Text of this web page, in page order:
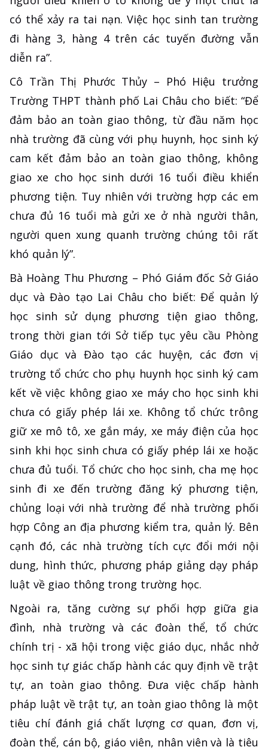
có thể xảy ra tai nạn. Việc học sinh tan trường
đi hàng 3, hàng 4 trên các tuyến đường vẫn
diễn ra”.
Cô Trần Thị Phước Thủy – Phó Hiệu trưởng
Trường THPT thành phố Lai Châu cho biết: “Để
đảm bảo an toàn giao thông, từ đầu năm học
nhà trường đã cùng với phụ huynh, học sinh ký
cam kết đảm bảo an toàn giao thông, không
giao xe cho học sinh dưới 16 tuổi điều khiển
phương tiện. Tuy nhiên với trường hợp các em
chưa đủ 16 tuổi mà gửi xe ở nhà người thân,
người quen xung quanh trường chúng tôi rất
khó quản lý”.
Bà Hoàng Thu Phương – Phó Giám đốc Sở Giáo
dục và Đào tạo Lai Châu cho biết: Để quản lý
học sinh sử dụng phương tiện giao thông,
trong thời gian tới Sở tiếp tục yêu cầu Phòng
Giáo dục và Đào tạo các huyện, các đơn vị
trường tổ chức cho phụ huynh học sinh ký cam
kết về việc không giao xe máy cho học sinh khi
chưa có giấy phép lái xe. Không tổ chức trông
giữ xe mô tô, xe gắn máy, xe máy điện của học
sinh khi học sinh chưa có giấy phép lái xe hoặc
chưa đủ tuổi. Tổ chức cho học sinh, cha mẹ học
sinh đi xe đến trường đăng ký phương tiện,
chủng loại với nhà trường để nhà trường phối
hợp Công an địa phương kiểm tra, quản lý. Bên
cạnh đó, các nhà trường tích cực đổi mới nội
dung, hình thức, phương pháp giảng dạy pháp
luật về giao thông trong trường học.
Ngoài ra, tăng cường sự phối hợp giữa gia
đình, nhà trường và các đoàn thể, tổ chức
chính trị - xã hội trong việc giáo dục, nhắc nhở
học sinh tự giác chấp hành các quy định về trật
tự, an toàn giao thông. Đưa việc chấp hành
pháp luật về trật tự, an toàn giao thông là một
tiêu chí đánh giá chất lượng cơ quan, đơn vị,
đoàn thể, cán bộ, giáo viên, nhân viên và là tiêu